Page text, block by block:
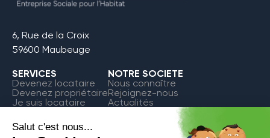
6, Rue de la Croix
59600 Maubeuge
SERVICES
Devenez locataire
Devenez propriétaire
Je suis locataire
NOTRE SOCIETE
Nous connaître
Rejoignez-nous
Actualités